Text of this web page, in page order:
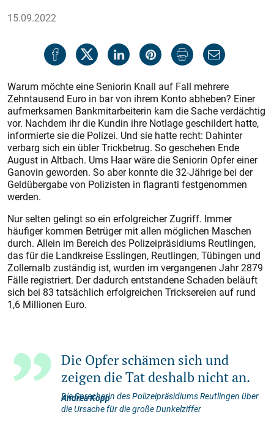
15.09.2022
Warum möchte eine Seniorin Knall auf Fall mehrere
Zehntausend Euro in bar von ihrem Konto abheben? Einer
aufmerksamen Bankmitarbeiterin kam die Sache verdächtig
vor. Nachdem ihr die Kundin ihre Notlage geschildert hatte,
informierte sie die Polizei. Und sie hatte recht: Dahinter
verbarg sich ein übler Trickbetrug. So geschehen Ende
August in Altbach. Ums Haar wäre die Seniorin Opfer einer
Ganovin geworden. So aber konnte die 32-Jährige bei der
Geldübergabe von Polizisten in flagranti festgenommen
werden.
Nur selten gelingt so ein erfolgreicher Zugriff. Immer
häufiger kommen Betrüger mit allen möglichen Maschen
durch. Allein im Bereich des Polizeipräsidiums Reutlingen,
das für die Landkreise Esslingen, Reutlingen, Tübingen und
Zollernalb zuständig ist, wurden im vergangenen Jahr 2879
Fälle registriert. Der dadurch entstandene Schaden beläuft
sich bei 83 tatsächlich erfolgreichen Tricksereien auf rund
1,6 Millionen Euro.
Die Opfer schämen sich und
zeigen die Tat deshalb nicht an.
Andrea Kopp
Die Sprecherin des Polizeipräsidiums Reutlingen über
die Ursache für die große Dunkelziffer